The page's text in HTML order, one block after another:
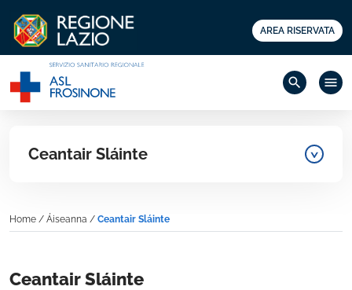
AREA RISERVATA
search menu
Ceantair Sláinte
Home / Áiseanna / Ceantair Sláinte
Ceantair Sláinte